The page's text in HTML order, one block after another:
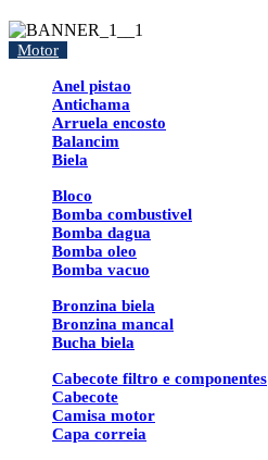
Motor
Anel pistao
Antichama
Arruela encosto
Balancim
Biela
Bloco
Bomba combustivel
Bomba dagua
Bomba oleo
Bomba vacuo
Bronzina biela
Bronzina mancal
Bucha biela
Cabecote filtro e componentes
Cabecote
Camisa motor
Capa correia